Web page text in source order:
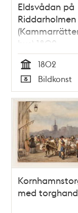
Eldsvådan på
Riddarholmen
hus) 1802
Tid
1802
Typ
Bildkonst
med